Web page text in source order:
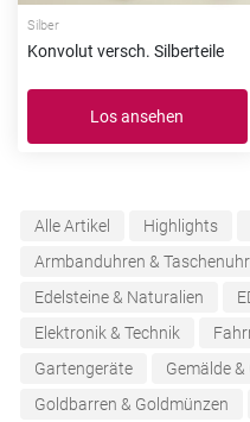
Silber
Konvolut versch. Silberteile
Los ansehen
Alle Artikel Highlights
Armbanduhren &
Edelsteine & Naturalien
Elektronik & Technik
Gartengeräte
Gemälde
Goldbarren & Goldmünzen